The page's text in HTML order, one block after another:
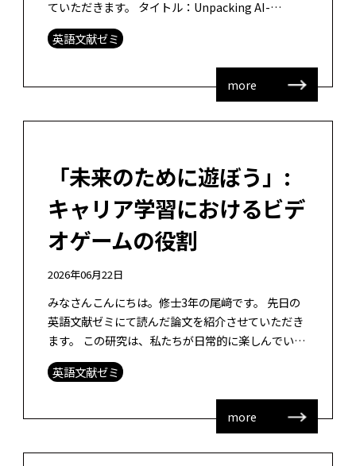
ていただきます。 タイトル：Unpacking AI-
supported Chinese as a foreign languag […]
英語文献ゼミ
more
「未来のために遊ぼう」:
キャリア学習におけるビデ
オゲームの役割
2026年06月22日
みなさんこんにちは。修士3年の尾﨑です。 先日の
英語文献ゼミにて読んだ論文を紹介させていただき
ます。 この研究は、私たちが日常的に楽しんでいる
ゲームの体験が、どのようにして将来の仕事やキャ
リア形成に役立つ能力として言語化 […]
英語文献ゼミ
more